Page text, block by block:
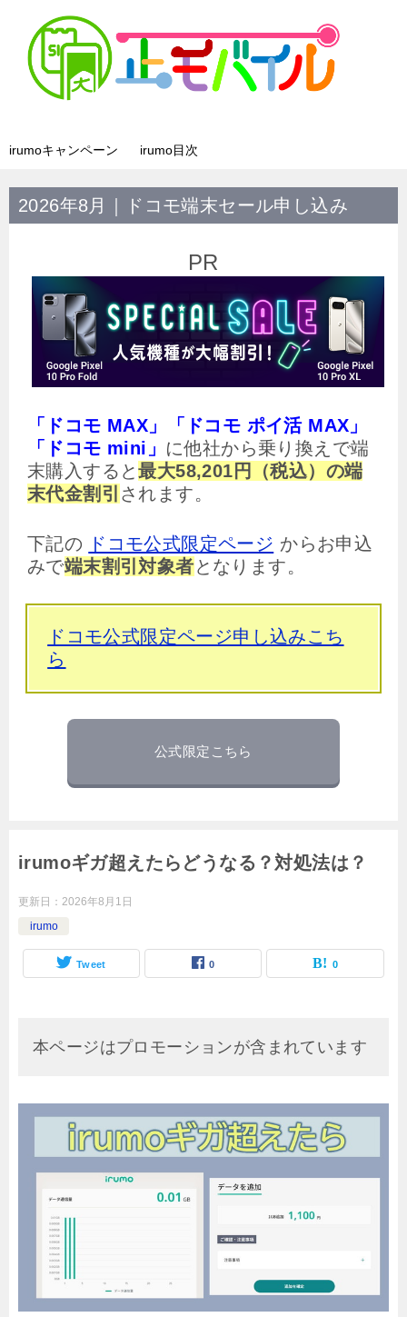
irumoキャンペーン irumo目次
2026年8月｜ドコモ端末セール申し込み
PR
「ドコモ MAX」「ドコモ ポイ活 MAX」
「ドコモ mini」 に他社から乗り換えで端
末購入すると最大58,201円（税込）の端
末代金割引 されます。
下記の ドコモ公式限定ページ からお申込
みで端末割引対象者となります。
ドコモ公式限定ページ申し込みこち
ら
公式限定こちら
irumoギガ超えたらどうなる？対処法は？
更新日： 2026年8月1日
irumo
Tweet 0 0
本ページはプロモーションが含まれています